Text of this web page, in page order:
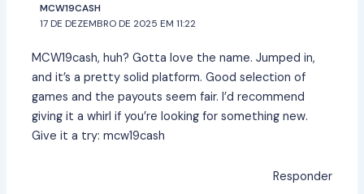
MCW19CASH
17 DE DEZEMBRO DE 2025 EM 11:22
MCW19cash, huh? Gotta love the name. Jumped in,
and it’s a pretty solid platform. Good selection of
games and the payouts seem fair. I’d recommend
giving it a whirl if you’re looking for something new.
Give it a try:mcw19cash
Responder